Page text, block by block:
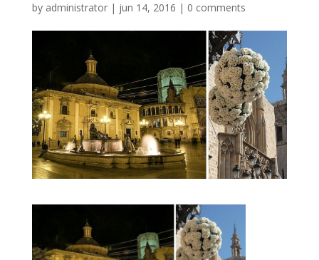
by administrator| jun 14, 2016 | 0 comments